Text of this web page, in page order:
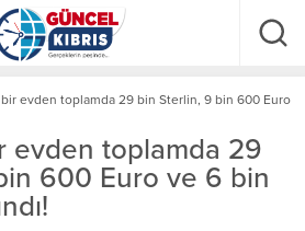
bir evden toplamda 29 bin Sterlin, 9 bin 600 Euro
evden toplamda 29
600 Euro ve 6 bin